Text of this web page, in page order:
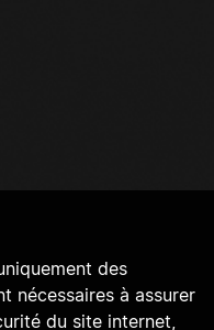
des
nécessaires à assurer
du site internet,